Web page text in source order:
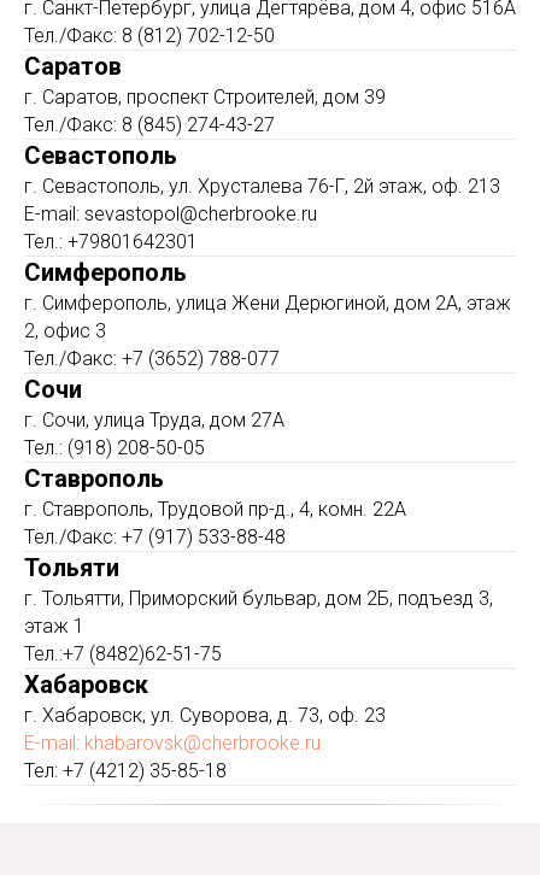
г. Санкт-Петербург, улица Дегтярёва, дом 4, офис 516А
Тел./Факс: 8 (812) 702-12-50
Саратов
г. Саратов, проспект Строителей, дом 39
Тел./Факс: 8 (845) 274-43-27
Севастополь
г. Севастополь, ул. Хрусталева 76-Г, 2й этаж, оф. 213
E-mail: sevastopol@cherbrooke.ru
Тел.: +79801642301
Симферополь
г. Симферополь, улица Жени Дерюгиной, дом 2А, этаж
2, офис 3
Тел./Факс: +7 (3652) 788-077
Сочи
г. Сочи, улица Труда, дом 27А
Тел.: (918) 208-50-05
Ставрополь
г. Ставрополь, Трудовой пр-д., 4, комн. 22А
Тел./Факс: +7 (917) 533-88-48
Тольяти
г. Тольятти, Приморский бульвар, дом 2Б, подъезд 3,
этаж 1
Тел.:+7 (8482)62-51-75
Хабаровск
г. Хабаровск, ул. Суворова, д. 73, оф. 23
E-mail: khabarovsk@cherbrooke.ru
Тел: +7 (4212) 35-85-18